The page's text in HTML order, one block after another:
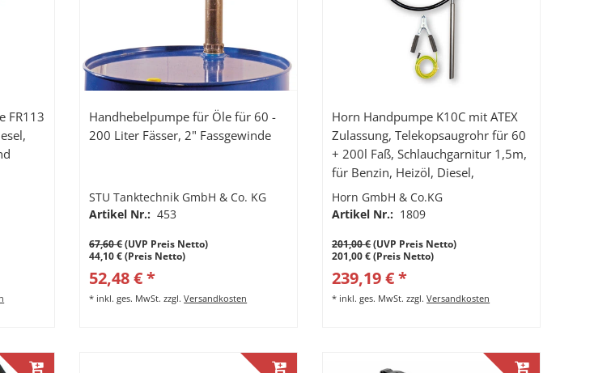
FR113
Handhebelpumpe für Öle für 60 -
200 Liter Fässer, 2" Fassgewinde
STU Tanktechnik GmbH & Co. KG
Artikel Nr.: 453
67,60 €(UVP Preis Netto)
44,10 € (Preis Netto)
52,48 € *
* inkl. ges. MwSt. zzgl.Versandkosten
Horn Handpumpe K10C mit ATEX
Zulassung, Telekopsaugrohr für 60
+ 200l Faß, Schlauchgarnitur 1,5m,
für Benzin, Heizöl, Diesel,
Kühlerfrostschutz und
Potentialausgleichskabel
Horn GmbH & Co.KG
Artikel Nr.: 1809
201,00 €(UVP Preis Netto)
201,00 € (Preis Netto)
239,19 € *
* inkl. ges. MwSt. zzgl.Versandkosten